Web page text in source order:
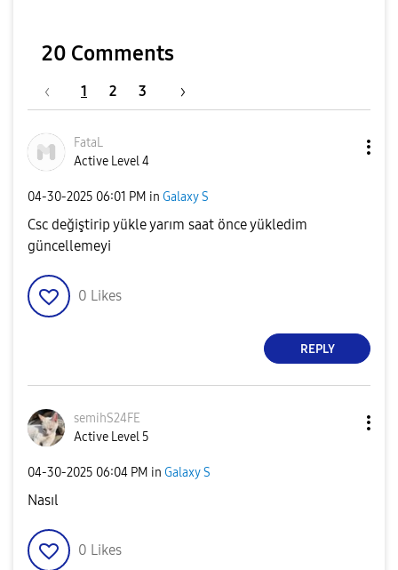
20 Comments
1 2 3
FataL
Active Level 4
‎04-30-2025 06:01 PM in Galaxy S
Csc değiştirip yükle yarım saat önce yükledim
güncellemeyi
0 Likes
REPLY
semihS24FE
Active Level 5
‎04-30-2025 06:04 PM in Galaxy S
Nasıl
0 Likes